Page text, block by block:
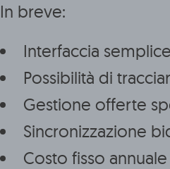
In breve:
Interfaccia
Possibilità di
Gestione offerte
Sincronizzazione
Costo fisso